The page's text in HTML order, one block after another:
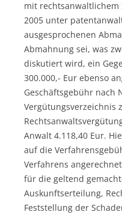
mit rechtsanwaltlichem
2005 unter
ausgesprochenen
Abmahnung sei, was
diskutiert wird, ein
300.000,- Eur ebenso
Geschäftsgebühr nach
Vergütungsverzeichnis
Anwalt 4.118,40 Eur.
auf die
Verfahrens
für die geltend
Auskunftserteilung,
Feststellung der